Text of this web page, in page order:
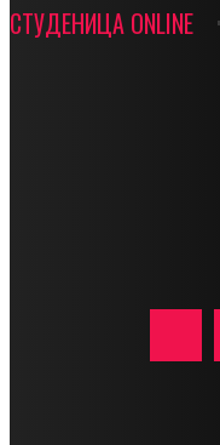
СТУДЕНИЦА ONLINE